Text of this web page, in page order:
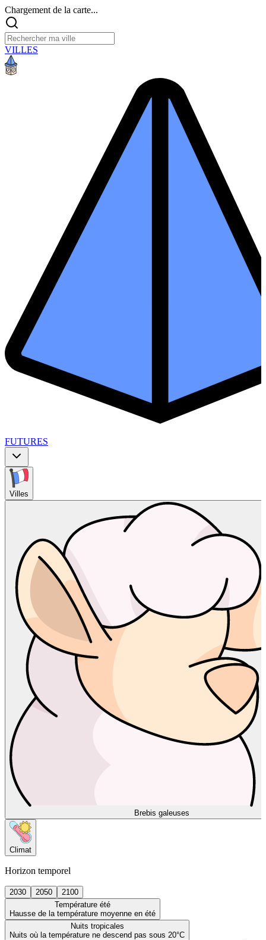
Chargement de la carte...
VILLES
FUTURES
Villes
Brebis galeuses
Climat
Horizon temporel
2030 2050
2100
Température été
Hausse de la température moyenne en été
Nuits tropicales
Nuits où la température ne descend pas sous 20°C